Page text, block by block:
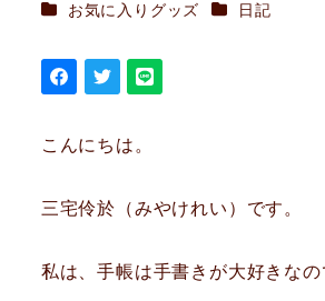
カテゴリー
お気に入りグッズ カテゴリー
日記
こんにちは。
三宅伶於（みやけれい）です。
私は、手帳は手書きが大好きなの